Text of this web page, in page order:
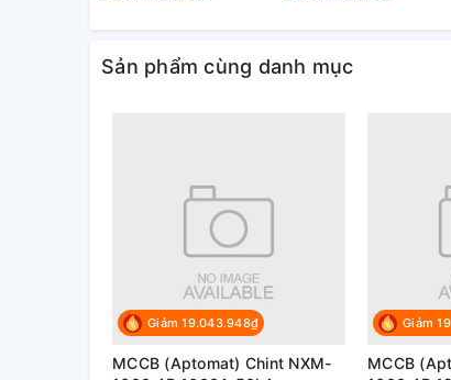
Sản phẩm cùng danh mục
Giảm 19.043.948₫
MCCB (Aptomat) Chint NXM-
Giảm
MCCB